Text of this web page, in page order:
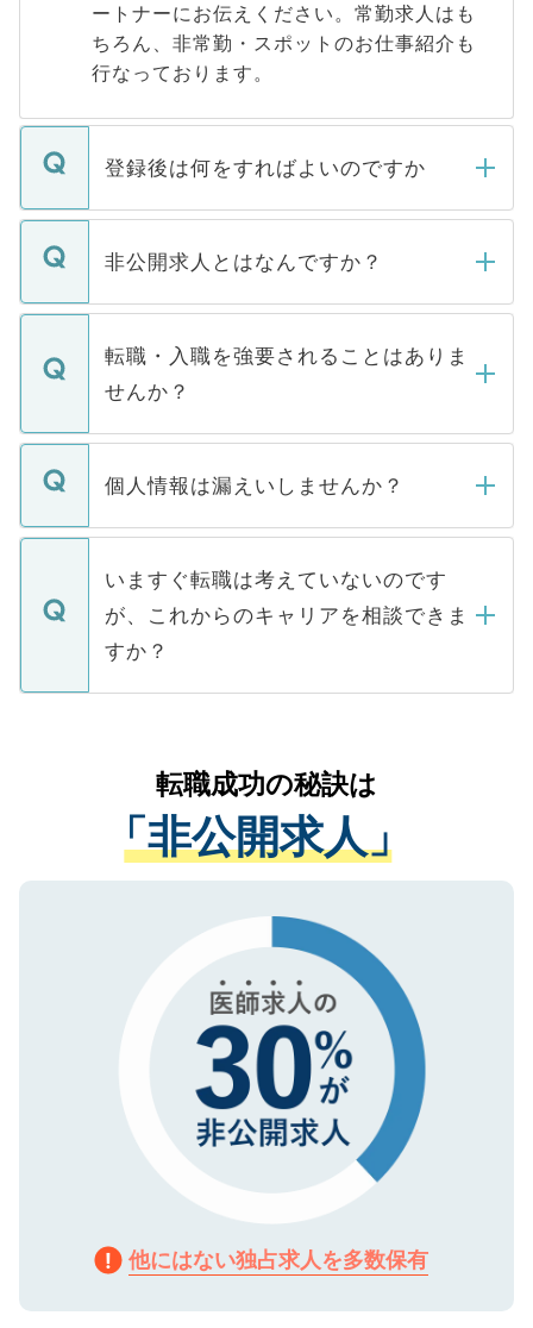
ートナーにお伝えください。常勤求人はも
ちろん、非常勤・スポットのお仕事紹介も
行なっております。
登録後は何をすればよいのですか
ご登録いただきましたら、弊社担当者がご
登録内容を確認し、その後メールもしくは
ます。通常、5営業日以内にはご連絡をせて
いただきますので、しばらくお待ちくださ
非公開求人とはなんですか？
マイナビDOCTORで取り扱っている求人の
うち約3割は、Webサイトからご覧いただ
けない「非公開求人」です。非公開求人は
下記の理由によって、一般には公開してい
ません。
■応募殺到を避けるため 人気のある医療機
関を公にしてしまうと、応募が殺到する場
に、医療機関が求める条件に合った人材の
みを人材紹介会社に依頼するケースが増え
ています。
転職・入職を強要されることはありま
せんか？
転職・入職を強要することは一切ありませ
ん。また、仮に応募先から内定をいただい
定を承諾する必要はありません。内定先へ
の辞退の連絡はキャリアパートナーが行い
個人情報は漏えいしませんか？
個人情報が漏えいすることはありませんの
で、ご安心ください。当サイトからの登録
などで収集したご登録者様の個人情報は、
ご本人のキャリアアップおよび転職活動の
支援を目的に使用いたします。お預かりし
ているすべての個人データはご本人の許可
は、個人情報の取り扱いについての厳密な
管理基準を満たした事業者のみに付与され
る、プライバシーマークを取得済みです。
で、機密保持に関してもご安心ください。
いますぐ転職は考えていないのです
が、これからのキャリアを相談できま
すか？
かがいして、現在の医療機関の状況や紹介
経験をまじえながら、適切なアドバイスを
させていただきます。すぐにご転職をされ
ない方には、長期的なサポートが可能です
ので、まずはご登録ください。
転職成功の秘訣は
「非公開求人」
他にはない独占求人を多数保有